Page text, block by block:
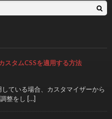
タムCSSを適用する方法
ている場合、カスタマイザーから
整をし […]